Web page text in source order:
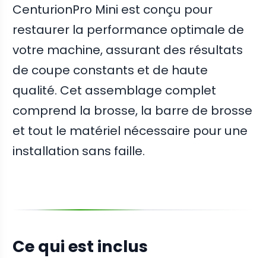
CenturionPro Mini est conçu pour
restaurer la performance optimale de
votre machine, assurant des résultats
de coupe constants et de haute
qualité. Cet assemblage complet
comprend la brosse, la barre de brosse
et tout le matériel nécessaire pour une
installation sans faille.
Ce qui est inclus